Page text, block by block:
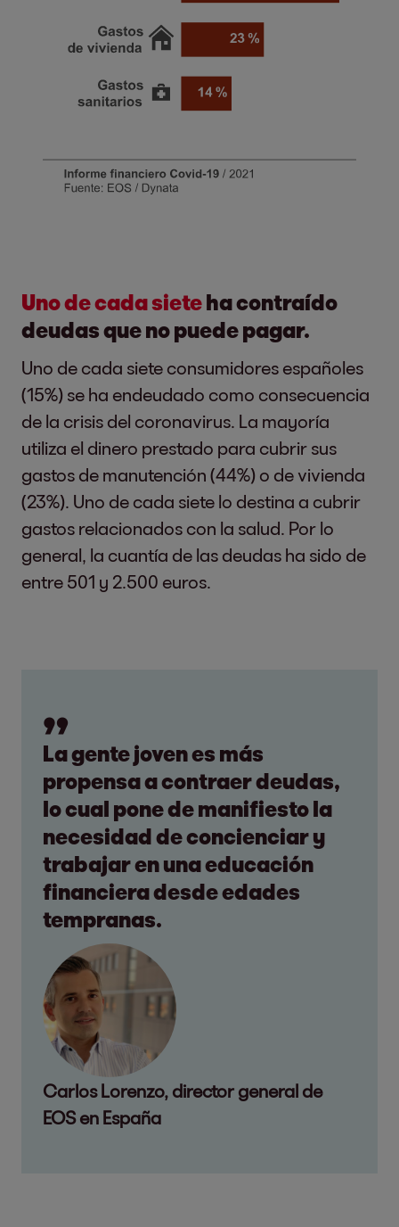
Uno de cada sieteha contraído
deudas que no puede pagar.
Uno de cada siete consumidores españoles
(15%) se ha endeudado como consecuencia
de la crisis del coronavirus. La mayoría
utiliza el dinero prestado para cubrir sus
gastos de manutención (44%) o de vivienda
(23%). Uno de cada siete lo destina a cubrir
gastos relacionados con la salud. Por lo
general, la cuantía de las deudas ha sido de
entre 501 y 2.500 euros.
La gente joven es más
propensa a contraer deudas,
lo cual pone de manifiesto la
necesidad de concienciar y
trabajar en una educación
financiera desde edades
tempranas.
Carlos Lorenzo, director general de
EOS en España